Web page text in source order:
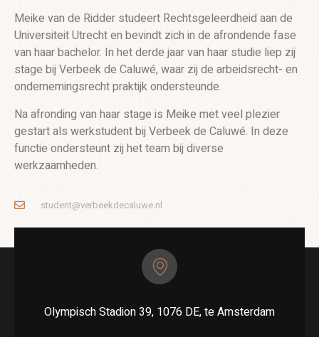
Meike van de Ridder studeert Rechtsgeleerdheid aan de
Universiteit Utrecht en bevindt zich in de afrondende fase
van haar bachelor. In het derde jaar van haar studie liep zij
stage bij Verbeek de Caluwé, waar zij de arbeidsrecht- en
ondernemingsrecht praktijk ondersteunde.
Na afronding van haar stage is Meike met veel plezier
gestart als werkstudent bij Verbeek de Caluwé. In deze
functie ondersteunt zij het team bij diverse
werkzaamheden.
student@verbeekdecaluwe.nl
Olympisch Stadion 39, 1076 DE, te Amsterdam